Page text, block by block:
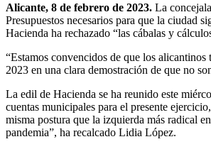
Alicante, 8 de febrero de 2023. La
Presupuestos necesarios para que la ciudad
Hacienda ha rechazado “las cábalas y
“Estamos convencidos de que los
2023 en una clara demostración de que no
La edil de Hacienda se ha reunido este
cuentas municipales para el presente
misma postura que la izquierda más radical
pandemia”, ha recalcado Lidia López.